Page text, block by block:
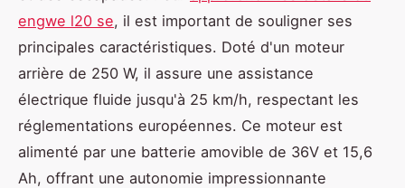
engwe l20 se, il est important de souligner ses
principales caractéristiques. Doté d'un moteur
arrière de 250 W, il assure une assistance
électrique fluide jusqu'à 25 km/h, respectant les
réglementations européennes. Ce moteur est
alimenté par une batterie amovible de 36V et 15,6
Ah, offrant une autonomie impressionnante